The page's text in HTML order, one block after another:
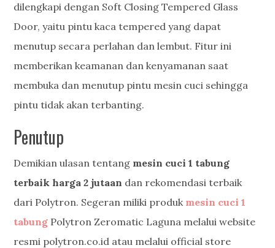
dilengkapi dengan Soft Closing Tempered Glass
Door, yaitu pintu kaca tempered yang dapat
menutup secara perlahan dan lembut. Fitur ini
memberikan keamanan dan kenyamanan saat
membuka dan menutup pintu mesin cuci sehingga
pintu tidak akan terbanting.
Penutup
Demikian ulasan tentang mesin cuci 1 tabung
terbaik harga 2 jutaan dan rekomendasi terbaik
dari Polytron. Segeran miliki produk mesin cuci 1
tabung Polytron Zeromatic Laguna melalui website
resmi polytron.co.id atau melalui official store